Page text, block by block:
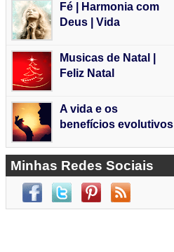
Fé | Harmonia com
Deus | Vida
Musicas de Natal |
Feliz Natal
A vida e os
benefícios evolutivos
Minhas Redes Sociais